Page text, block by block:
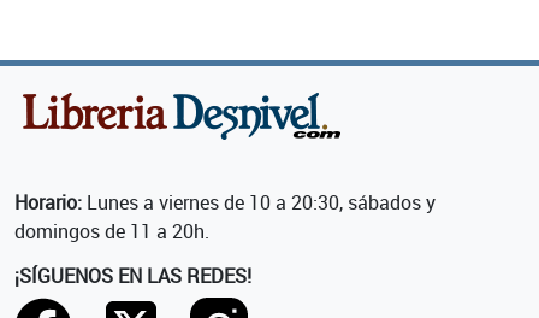
Horario: Lunes a viernes de 10 a 20:30, sábados y
domingos de 11 a 20h.
¡SÍGUENOS EN LAS REDES!